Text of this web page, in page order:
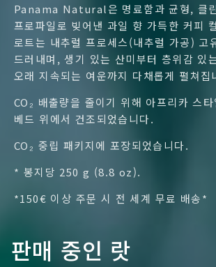
Panama Natural은 명료함과 균형, 클
프로파일로 빚어낸 과일 향 가득한 커피
로트는 내추럴 프로세스(내추럴 가공) 고
드러내며, 생기 있는 산미부터 층위감 있
오래 지속되는 여운까지 다채롭게 펼쳐집
CO₂ 배출량을 줄이기 위해 아프리카 스
베드 위에서 건조되었습니다.
CO₂ 중립 패키지에 포장되었습니다.
* 봉지당 250 g (8.8 oz).
*150€ 이상 주문 시 전 세계 무료 배송*
판매 중인 랏